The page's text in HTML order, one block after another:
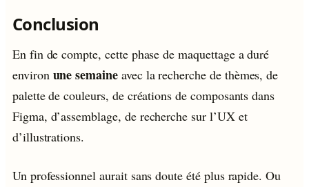
Conclusion
En fin de compte, cette phase de maquettage a duré
environ une semaineavec la recherche de thèmes, de
palette de couleurs, de créations de composants dans
Figma, d’assemblage, de recherche sur l’UX et
d’illustrations.
Un professionnel aurait sans doute été plus rapide. Ou